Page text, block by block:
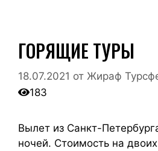
ГОРЯЩИЕ ТУРЫ
18.07.2021 от Жираф
183
Вылет из Санкт-
ночей. Стоимость на двоих